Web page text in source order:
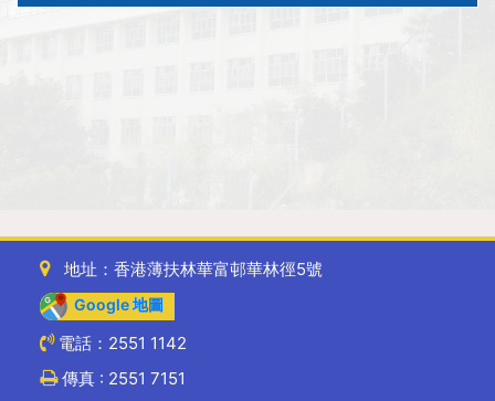
地址：香港薄扶林華富邨華林徑5號
Google 地圖
電話：2551 1142
傳真 : 2551 7151